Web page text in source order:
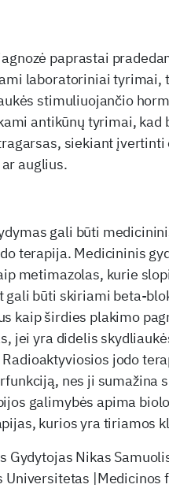
paprastai
laboratoriniai tyrimai,
stimuliuojančio
antikūnų tyrimai, kad
siekiant
auglius.
gali būti
terapija. Medicininis
metimazolas, kurie
gali būti skiriami beta-
kaip širdies plakimo
jei yra didelis
jodo
nes ji sumažina
galimybės apima
kurios yra tiriamos
Gydytojas Nikas
Universitetas